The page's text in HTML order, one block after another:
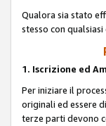
Qualora sia stato
stesso con
1. Iscrizione ed
Per iniziare il
originali ed essere
terze parti devono